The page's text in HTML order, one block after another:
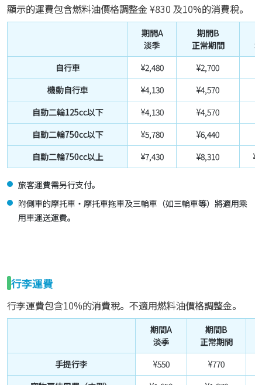
顯示的運費包含燃料油價格調整金 ¥830 及10%的消費稅。
期間A
淡季
期間B
正常期間
自行車
¥2,480 ¥2,700
機動自行車
¥4,130 ¥4,570
自動二輪125cc以下
¥4,130 ¥4,570
自動二輪750cc以下
¥5,780 ¥6,440
自動二輪750cc以上
¥7,430 ¥8,310
旅客運費需另行支付。
附側車的摩托車・摩托車拖車及三輪車（如三輪車等）將適用乘
用車運送運費。
行李運費
行李運費包含10%的消費稅。不適用燃料油價格調整金。
期間A
淡季
期間B
正常期間
手提行李
¥550 ¥770